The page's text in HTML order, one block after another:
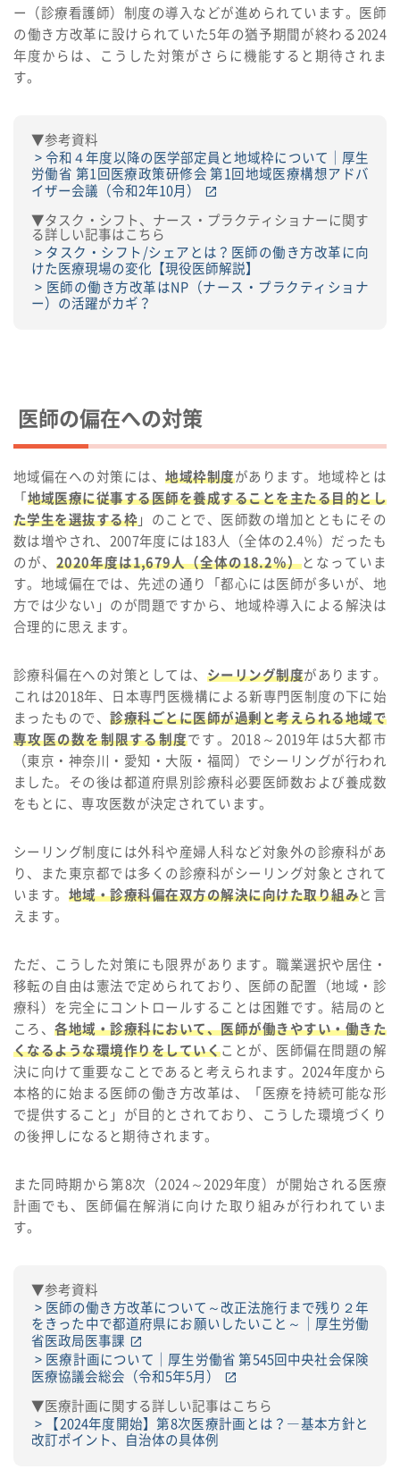
ー（診療看護師）制度の導入などが進められています。医師
の働き方改革に設けられていた5年の猶予期間が終わる2024
年度からは、こうした対策がさらに機能すると期待されま
す。
▼参考資料
令和４年度以降の医学部定員と地域枠について｜厚生
労働省 第1回医療政策研修会 第1回地域医療構想アドバ
イザー会議（令和2年10月）
▼タスク・シフト、ナース・プラクティショナーに関す
る詳しい記事はこちら
タスク・シフト/シェアとは？医師の働き方改革に向
けた医療現場の変化【現役医師解説】
医師の働き方改革はNP（ナース・プラクティショナ
ー）の活躍がカギ？
医師の偏在への対策
地域偏在への対策には、地域枠制度があります。地域枠とは
「 地域医療に従事する医師を養成することを主たる目的とし
た学生を選抜する枠 」のことで、医師数の増加とともにその
数は増やされ、2007年度には183人（全体の2.4％）だったも
のが、 2020年度は1,679人（全体の18.2％）となっていま
す。地域偏在では、先述の通り「都心には医師が多いが、地
方では少ない」のが問題ですから、地域枠導入による解決は
合理的に思えます。
診療科偏在への対策としては、 シーリング制度があります。
これは2018年、日本専門医機構による新専門医制度の下に始
まったもので、診療科ごとに医師が過剰と考えられる地域で
専攻医の数を制限する制度です。2018～2019年は5大都市
（東京・神奈川・愛知・大阪・福岡）でシーリングが行われ
ました。その後は都道府県別診療科必要医師数および養成数
をもとに、専攻医数が決定されています。
シーリング制度には外科や産婦人科など対象外の診療科があ
り、また東京都では多くの診療科がシーリング対象とされて
います。 地域・診療科偏在双方の解決に向けた取り組みと言
えます。
ただ、こうした対策にも限界があります。職業選択や居住・
移転の自由は憲法で定められており、医師の配置（地域・診
療科）を完全にコントロールすることは困難です。結局のと
ころ、各地域・診療科において、医師が働きやすい・働きた
くなるような環境作りをしていくことが、医師偏在問題の解
決に向けて重要なことであると考えられます。2024年度から
本格的に始まる医師の働き方改革は、「医療を持続可能な形
で提供すること」が目的とされており、こうした環境づくり
の後押しになると期待されます。
また同時期から第8次（2024～2029年度）が開始される医療
計画でも、医師偏在解消に向けた取り組みが行われていま
す。
▼参考資料
医師の働き方改革について～改正法施行まで残り２年
をきった中で都道府県にお願いしたいこと～｜厚生労働
省医政局医事課
医療計画について｜厚生労働省 第545回中央社会保険
医療協議会総会（令和5年5月）
▼医療計画に関する詳しい記事はこちら
【2024年度開始】第8次医療計画とは？―基本方針と
改訂ポイント、自治体の具体例